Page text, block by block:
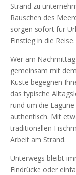
Strand zu
Rauschen des
sorgen sofort für
Einstieg in die Reise.
Wer am
gemeinsam mit
Küste begegnen
das typische
rund um die
authentisch. Mit
traditionellen
Arbeit am Strand.
Unterwegs bleibt
Eindrücke oder